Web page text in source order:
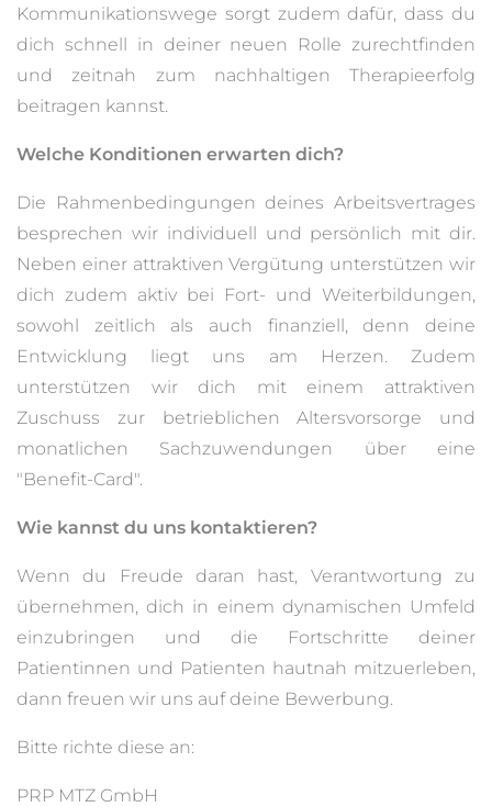
Kommunikationswege sorgt zudem dafür, dass du
dich schnell in deiner neuen Rolle zurechtfinden
und zeitnah zum nachhaltigen Therapieerfolg
beitragen kannst.
Welche Konditionen erwarten dich?
Die Rahmenbedingungen deines Arbeitsvertrages
besprechen wir individuell und persönlich mit dir.
Neben einer attraktiven Vergütung unterstützen wir
dich zudem aktiv bei Fort- und Weiterbildungen,
sowohl zeitlich als auch finanziell, denn deine
Entwicklung liegt uns am Herzen. Zudem
unterstützen wir dich mit einem attraktiven
Zuschuss zur betrieblichen Altersvorsorge und
monatlichen Sachzuwendungen über eine
"Benefit-Card".
Wie kannst du uns kontaktieren?
Wenn du Freude daran hast, Verantwortung zu
übernehmen, dich in einem dynamischen Umfeld
einzubringen und die Fortschritte deiner
Patientinnen und Patienten hautnah mitzuerleben,
dann freuen wir uns auf deine Bewerbung.
Bitte richte diese an:
PRP MTZ GmbH